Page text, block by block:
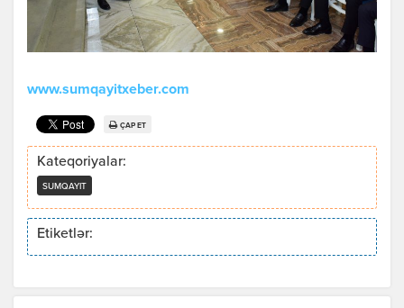
www.sumqayitxeber.com
ÇAP ET
Kateqoriyalar:
SUMQAYIT
Etiketlər: